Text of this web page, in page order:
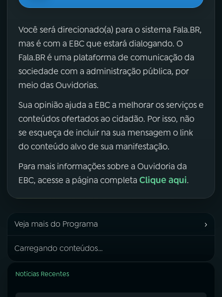
Você será direcionado(a) para o sistema Fala.BR,
mas é com a EBC que estará dialogando. O
Fala.BR é uma plataforma de comunicação da
sociedade com a administração pública, por
meio das Ouvidorias.
Sua opinião ajuda a EBC a melhorar os serviços e
conteúdos ofertados ao cidadão. Por isso, não
se esqueça de incluir na sua mensagem o link
do conteúdo alvo de sua manifestação.
Para mais informações sobre a Ouvidoria da
EBC, acesse a página completa Clique aqui.
Veja mais do Programa ›
Carregando conteúdos...
Notícias Recentes